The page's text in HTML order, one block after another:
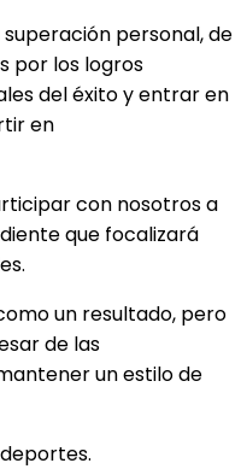
personal, de
por los logros
del éxito y entrar en
en
con nosotros a
que focalizará
un resultado, pero
de las
un estilo de